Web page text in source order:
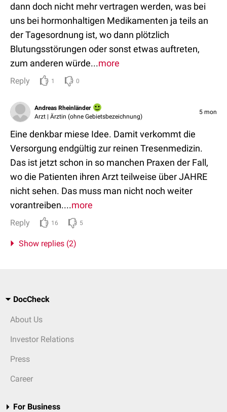
dann doch nicht mehr vertragen werden, was bei
uns bei hormonhaltigen Medikamenten ja teils an
der Tagesordnung ist, wo dann plötzlich
Blutungsstörungen oder sonst etwas auftreten,
zum anderen würde...more
Reply 1 0
Andreas Rheinländer
Arzt | Ärztin (ohne Gebietsbezeichnung)
5 mon
Eine denkbar miese Idee. Damit verkommt die
Versorgung endgültig zur reinen Tresenmedizin.
Das ist jetzt schon in so manchen Praxen der Fall,
wo die Patienten ihren Arzt teilweise über JAHRE
nicht sehen. Das muss man nicht noch weiter
vorantreiben....more
Reply 16 5
Show replies (2)
DocCheck
About Us
Investor Relations
Press
Career
For Business